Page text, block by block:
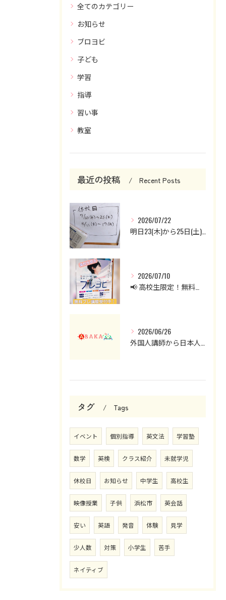
全てのカテゴリー
お知らせ
ブロヨビ
子ども
学習
指導
習い事
教室
最近の投稿 Recent Posts
2026/07/22
2026/07/10
2026/06/26
タグ Tags
イベント 個別指導 英文法 学習塾
数学 英検 クラス紹介 未就学児
休校日 お知らせ 中学生 高校生
映像授業 子供 浜松市 英会話
安い 英語 発音 体験 見学
少人数 対策 小学生 苦手
ネイティブ